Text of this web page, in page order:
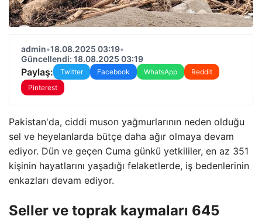
admin•18.08.2025 03:19•
Güncellendi: 18.08.2025 03:19
Paylaş: Twitter Facebook WhatsApp
Reddit
Pinterest
Pakistan'da, ciddi muson yağmurlarının neden olduğu
sel ve heyelanlarda bütçe daha ağır olmaya devam
ediyor. Dün ve geçen Cuma günkü yetkililer, en az 351
kişinin hayatlarını yaşadığı felaketlerde, iş bedenlerinin
enkazları devam ediyor.
Seller ve toprak kaymaları 645